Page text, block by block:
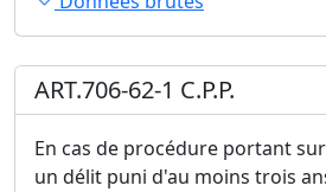
ART.706-62-1 C.P.P.
En cas de procédure portant
un délit puni d'au moins trois